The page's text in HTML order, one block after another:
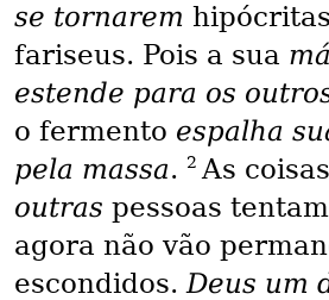
se tornarem hipócritas
fariseus. Pois a sua
estende para os
o fermento espalha
pela massa. 2 As
outras pessoas
agora não vão
escondidos. Deus um